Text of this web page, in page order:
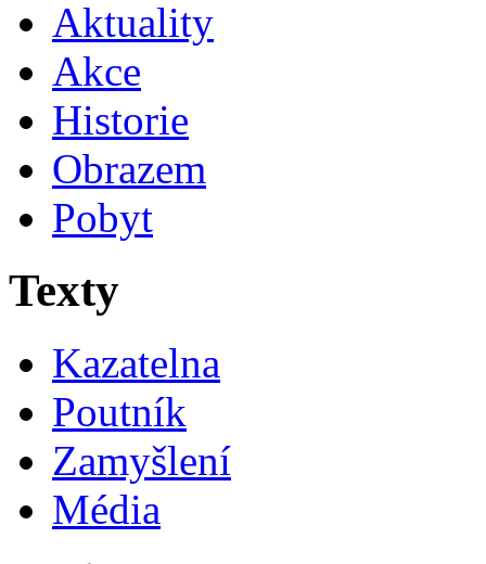
Aktuality
Akce
Historie
Obrazem
Pobyt
Texty
Kazatelna
Poutník
Zamyšlení
Média